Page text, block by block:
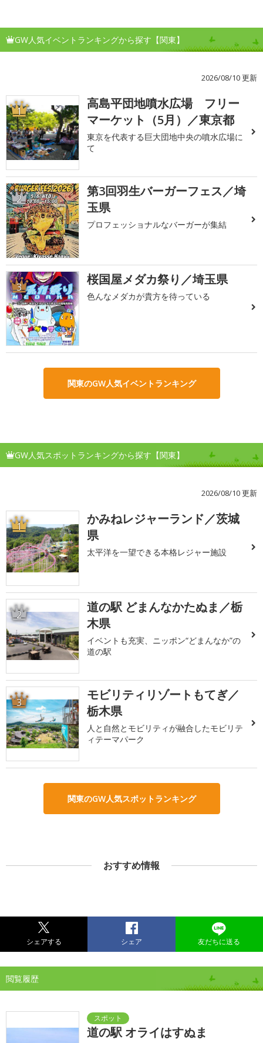
GW人気イベントランキングから探す【関東】
2026/08/10 更新
1
高島平団地噴水広場 フリー
マーケット（5月）／東京都
東京を代表する巨大団地中央の噴水広場に
て
2
第3回羽生バーガーフェス／埼
玉県
プロフェッショナルなバーガーが集結
3 桜国屋メダカ祭り／埼玉県
色んなメダカが貴方を待っている
関東のGW人気イベントランキング
GW人気スポットランキングから探す【関東】
2026/08/10 更新
1
かみねレジャーランド／茨城
県
太平洋を一望できる本格レジャー施設
2
道の駅 どまんなかたぬま／栃
木県
イベントも充実、ニッポン“どまんなか”の
道の駅
3
モビリティリゾートもてぎ／
栃木県
人と自然とモビリティが融合したモビリテ
ィテーマパーク
関東のGW人気スポットランキング
おすすめ情報
シェアする シェア 友だちに送る
閲覧履歴
道の駅 オライはすぬま